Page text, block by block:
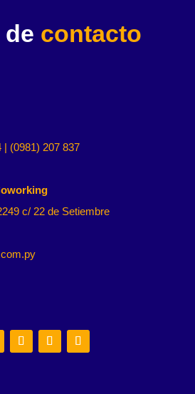
de contacto
| (0981) 207 837
c/ 22 de Setiembre